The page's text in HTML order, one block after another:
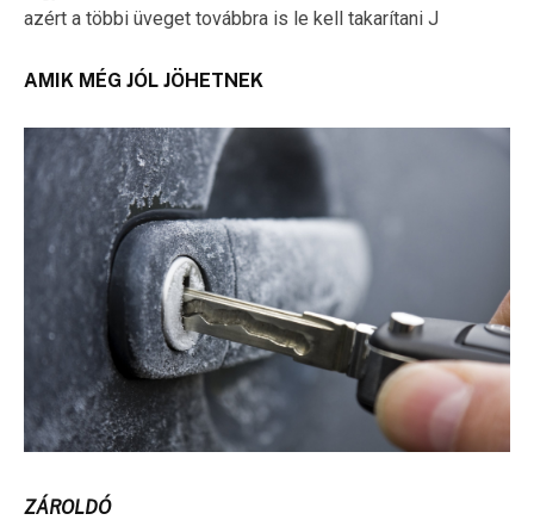
azért a többi üveget továbbra is le kell takarítani J
AMIK MÉG JÓL JÖHETNEK
ZÁROLDÓ